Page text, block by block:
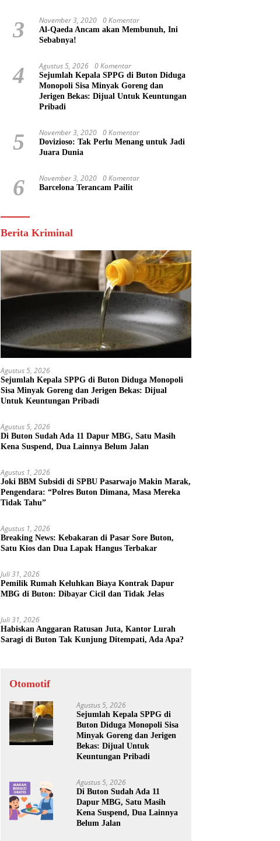
3 November 3, 2020 0 Komentar
Al-Qaeda Ancam akan Membunuh, Ini
Sebabnya!
4 Agustus 5, 2026 0 Komentar
Sejumlah Kepala SPPG di Buton Diduga
Monopoli Sisa Minyak Goreng dan
Jerigen Bekas: Dijual Untuk Keuntungan
Pribadi
5 November 3, 2020 0 Komentar
Dovizioso: Tak Perlu Menang untuk Jadi
Juara Dunia
6 November 3, 2020 0 Komentar
Barcelona Terancam Pailit
Berita Kriminal
Agustus 5, 2026
Sejumlah Kepala SPPG di Buton Diduga Monopoli
Sisa Minyak Goreng dan Jerigen Bekas: Dijual
Untuk Keuntungan Pribadi
Agustus 5, 2026
Di Buton Sudah Ada 11 Dapur MBG, Satu Masih
Kena Suspend, Dua Lainnya Belum Jalan
Agustus 1, 2026
Joki BBM Subsidi di SPBU Pasarwajo Makin Marak,
Pengendara: “Polres Buton Dimana, Masa Mereka
Tidak Tahu”
Agustus 1, 2026
Breaking News: Kebakaran di Pasar Sore Buton,
Satu Kios dan Dua Lapak Hangus Terbakar
Juli 31, 2026
Pemilik Rumah Keluhkan Biaya Kontrak Dapur
MBG di Buton: Dibayar Cicil dan Tidak Jelas
Juli 31, 2026
Habiskan Anggaran Ratusan Juta, Kantor Lurah
Saragi di Buton Tak Kunjung Ditempati, Ada Apa?
Otomotif
Agustus 5, 2026
Sejumlah Kepala SPPG di
Buton Diduga Monopoli Sisa
Minyak Goreng dan Jerigen
Bekas: Dijual Untuk
Keuntungan Pribadi
Agustus 5, 2026
Di Buton Sudah Ada 11
Dapur MBG, Satu Masih
Kena Suspend, Dua Lainnya
Belum Jalan